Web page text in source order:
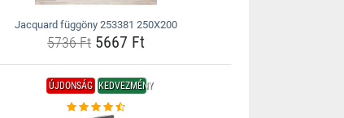
Jacquard függöny 253381 250X200
5736 Ft 5667 Ft
ÚJDONSÁG KEDVEZMÉNY